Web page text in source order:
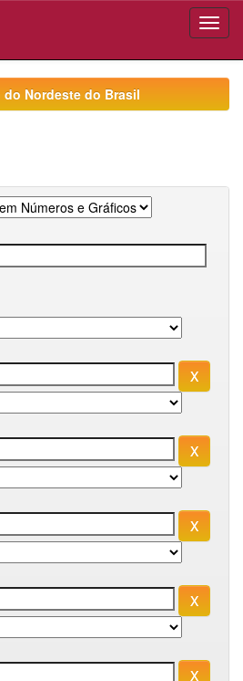
do Nordeste do Brasil